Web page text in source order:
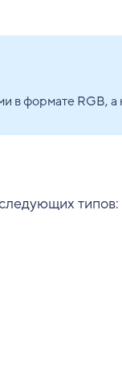
в формате RGB, а
типов: